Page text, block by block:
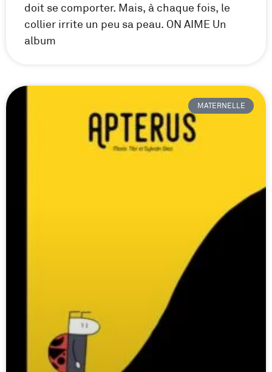
doit se comporter. Mais, à chaque fois, le
collier irrite un peu sa peau. ON AIME Un
album
MATERNELLE